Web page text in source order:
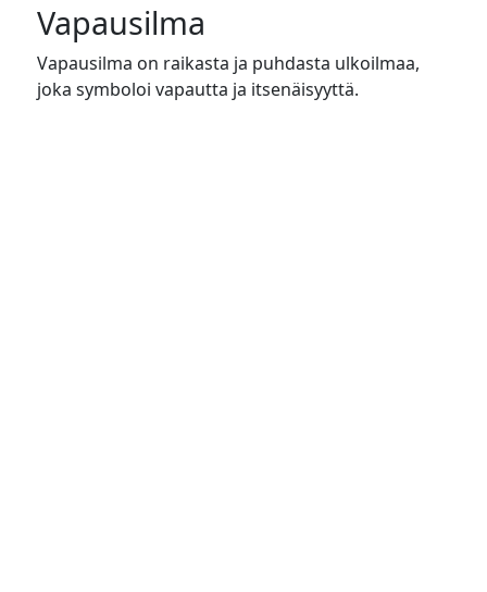
Vapausilma
Vapausilma on raikasta ja puhdasta ulkoilmaa,
joka symboloi vapautta ja itsenäisyyttä.